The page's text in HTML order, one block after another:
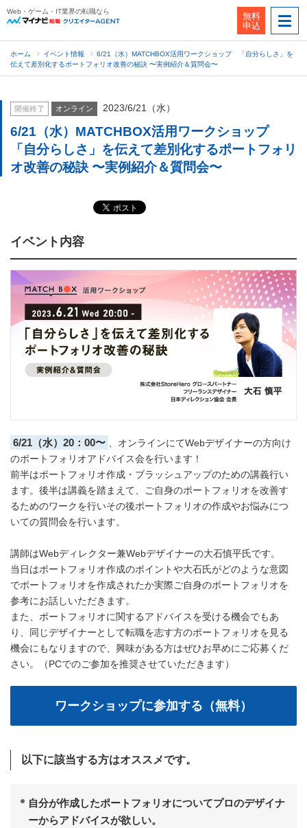
Web・ゲーム・IT業界の転職なら
無料
申込
ホーム イベント情報
6/21（水）MATCHBOX活用ワークショップ 「自分らしさ」を
伝えて差別化するポートフォリオ改善の秘訣 〜実例紹介＆質問会〜
開催終了 オンライン 2023/6/21（水）
6/21（水）MATCHBOX活用ワークショップ
「自分らしさ」を伝えて差別化するポートフォリ
オ改善の秘訣 〜実例紹介＆質問会〜
イベント内容
6/21（水）20：00〜 、オンラインにてWebデザイナーの方向け
のポートフォリオアドバイス会を行います！
前半はポートフォリオ作成・ブラッシュアップのための講義行い
ます。後半は講義を踏まえて、ご自身のポートフォリオを改善す
るためのワークを行いその後ポートフォリオの作成やお悩みにつ
いての質問会を行います。
講師はWebディレクター兼Webデザイナーの大石慎平氏です。
当日はポートフォリオ作成のポイントや大石氏がどのような意図
でポートフォリオを作成されたか実際ご自身のポートフォリオを
参考にお話しいただきます。
また、ポートフォリオに関するアドバイスを受ける機会でもあ
り、同じデザイナーとして転職を志す方のポートフォリオを見る
機会にもなりますので、興味がある方はぜひお早めにご応募くだ
さい。（PCでのご参加を推奨させていただきます）
以下に該当する方はオススメです。
自分が作成したポートフォリオについてプロのデザイナ
ーからアドバイスが欲しい。